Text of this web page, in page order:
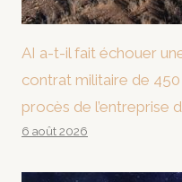
AI a-t-il fait échouer
contrat militaire de
procès de l’entreprise
6 août 2026